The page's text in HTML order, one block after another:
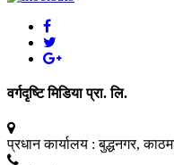
वर्गदृष्टि मिडिया प्रा. लि.
प्रधान कार्यालय : बुद्धनगर,